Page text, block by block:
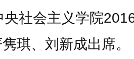
会主义学院2016
琪、刘新成出席。